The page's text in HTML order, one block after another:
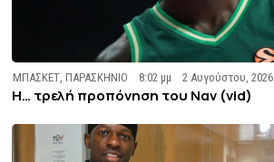
ΜΠΑΣΚΕΤ ,ΠΑΡΑΣΚΗΝΙΟ 8:02 μμ 2 Αυγούστου, 2026
Η… τρελή προπόνηση του Ναν (vid)